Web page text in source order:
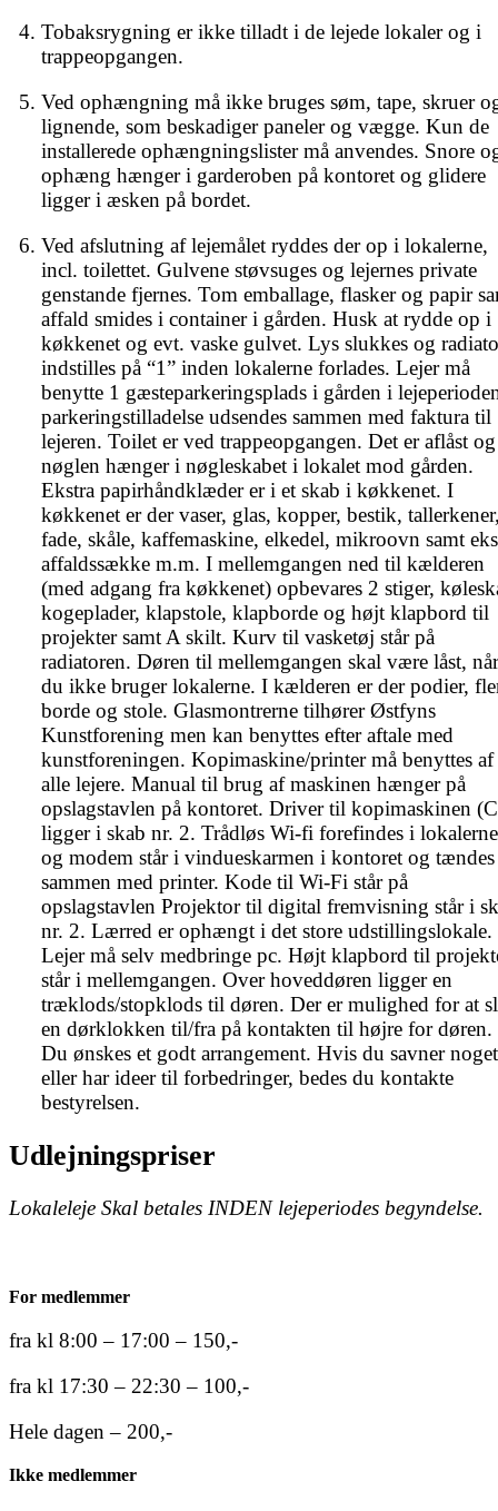
Tobaksrygning er ikke tilladt i de lejede lokaler og i
trappeopgangen.
Ved ophængning må ikke bruges søm, tape, skruer
lignende, som beskadiger paneler og vægge. Kun de
installerede ophængningslister må anvendes. Snore
ophæng hænger i garderoben på kontoret og glidere
ligger i æsken på bordet.
Ved afslutning af lejemålet ryddes der op i lokalerne,
incl. toilettet. Gulvene støvsuges og lejernes private
genstande fjernes. Tom emballage, flasker og papir
affald smides i container i gården. Husk at rydde op i
køkkenet og evt. vaske gulvet. Lys slukkes og
indstilles på “1” inden lokalerne forlades. Lejer må
benytte 1 gæsteparkeringsplads i gården i
parkeringstilladelse udsendes sammen med faktura til
lejeren. Toilet er ved trappeopgangen. Det er aflåst og
nøglen hænger i nøgleskabet i lokalet mod gården.
Ekstra papirhåndklæder er i et skab i køkkenet. I
køkkenet er der vaser, glas, kopper, bestik,
fade, skåle, kaffemaskine, elkedel, mikroovn samt
affaldssække m.m. I mellemgangen ned til kælderen
(med adgang fra køkkenet) opbevares 2 stiger,
kogeplader, klapstole, klapborde og højt klapbord til
projekter samt A skilt. Kurv til vasketøj står på
radiatoren. Døren til mellemgangen skal være låst, når
du ikke bruger lokalerne. I kælderen er der podier,
borde og stole. Glasmontrerne tilhører Østfyns
Kunstforening men kan benyttes efter aftale med
kunstforeningen. Kopimaskine/printer må benyttes af
alle lejere. Manual til brug af maskinen hænger på
opslagstavlen på kontoret. Driver til kopimaskinen
ligger i skab nr. 2. Trådløs Wi-fi forefindes i lokalerne
og modem står i vindueskarmen i kontoret og tændes
sammen med printer. Kode til Wi-Fi står på
opslagstavlen Projektor til digital fremvisning står i
nr. 2. Lærred er ophængt i det store udstillingslokale.
Lejer må selv medbringe pc. Højt klapbord til
står i mellemgangen. Over hoveddøren ligger en
træklods/stopklods til døren. Der er mulighed for at
en dørklokken til/fra på kontakten til højre for døren.
Du ønskes et godt arrangement. Hvis du savner noget
eller har ideer til forbedringer, bedes du kontakte
bestyrelsen.
Udlejningspriser
Lokaleleje Skal betales INDEN lejeperiodes begyndelse.
For medlemmer
fra kl 8:00 – 17:00 – 150,-
fra kl 17:30 – 22:30 – 100,-
Hele dagen – 200,-
Ikke medlemmer